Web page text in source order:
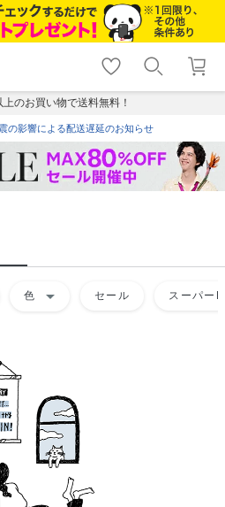
shopping_cart lock_outline
ログイン
のお買い物で送料無料！
の影響による配送遅延のお知らせ
色 arrow_drop_down セール スーパー